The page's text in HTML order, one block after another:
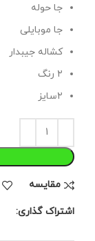
جا حوله
جا موبایلی
کشاله جیبدار
۲ رنگ
۲سایز
مقايسه
اشتراک گذاری: